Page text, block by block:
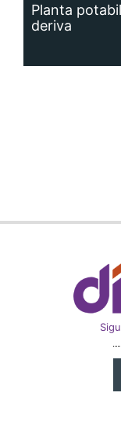
Planta
deriva